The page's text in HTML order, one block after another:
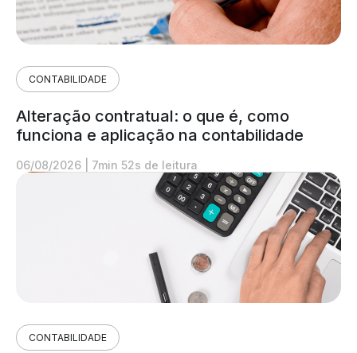
CONTABILIDADE
Alteração contratual: o que é, como
funciona e aplicação na contabilidade
06/08/2026 7min 52s de leitura
CONTABILIDADE